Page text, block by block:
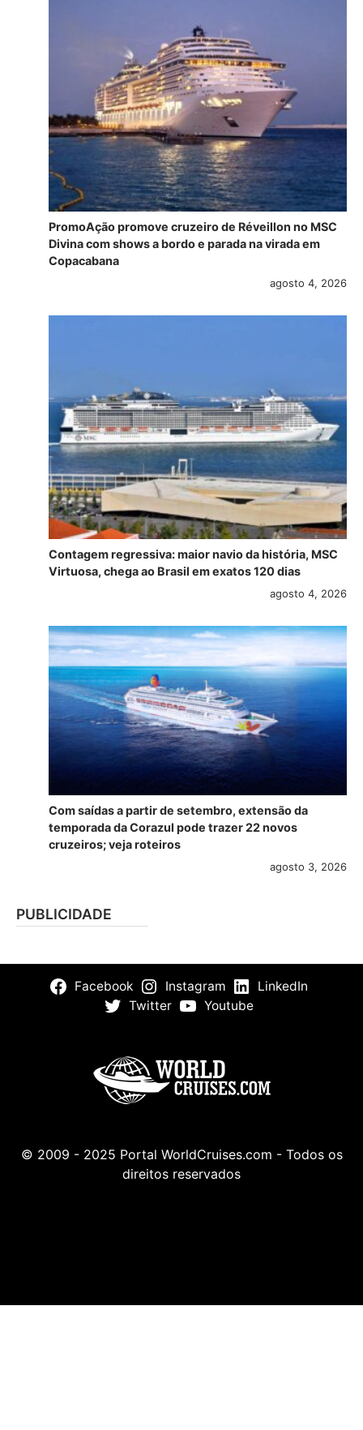
PromoAção promove cruzeiro de Réveillon no MSC
Divina com shows a bordo e parada na virada em
Copacabana
agosto 4, 2026
Contagem regressiva: maior navio da história, MSC
Virtuosa, chega ao Brasil em exatos 120 dias
agosto 4, 2026
Com saídas a partir de setembro, extensão da
temporada da Corazul pode trazer 22 novos
cruzeiros; veja roteiros
agosto 3, 2026
PUBLICIDADE
Facebook Instagram
LinkedIn
Twitter
Youtube
© 2009 - 2025 Portal WorldCruises.com - Todos os
direitos reservados